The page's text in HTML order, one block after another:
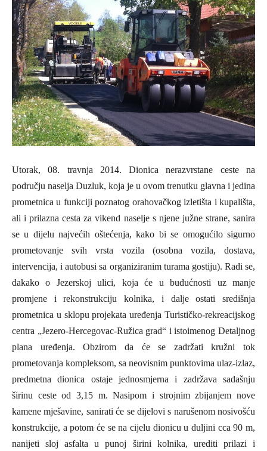
Utorak, 08. travnja 2014. Dionica nerazvrstane ceste na
području naselja Duzluk, koja je u ovom trenutku glavna i jedina
prometnica u funkciji poznatog orahovačkog izletišta i kupališta,
ali i prilazna cesta za vikend naselje s njene južne strane, sanira
se u dijelu najvećih oštećenja, kako bi se omogućilo sigurno
prometovanje svih vrsta vozila (osobna vozila, dostava,
intervencija, i autobusi sa organiziranim turama gostiju). Radi se,
dakako o Jezerskoj ulici, koja će u budućnosti uz manje
promjene i rekonstrukciju kolnika, i dalje ostati središnja
prometnica u sklopu projekata uređenja Turističko-rekreacijskog
centra „Jezero-Hercegovac-Ružica grad“ i istoimenog Detaljnog
plana uređenja. Obzirom da će se zadržati kružni tok
prometovanja kompleksom, sa neovisnim punktovima ulaz-izlaz,
predmetna dionica ostaje jednosmjerna i zadržava sadašnju
širinu ceste od 3,15 m. Nasipom i strojnim zbijanjem nove
kamene mješavine, sanirati će se dijelovi s narušenom nosivošću
konstrukcije, a potom će se na cijelu dionicu u duljini cca 90 m,
nanijeti sloj asfalta u punoj širini kolnika, urediti prilazi i